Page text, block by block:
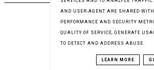
AND USER-AGENT ARE SHARED WITH
PERFORMANCE AND SECURITY
QUALITY OF SERVICE, GENERATE
TO DETECT AND ADDRESS ABUSE.
LEARN MORE